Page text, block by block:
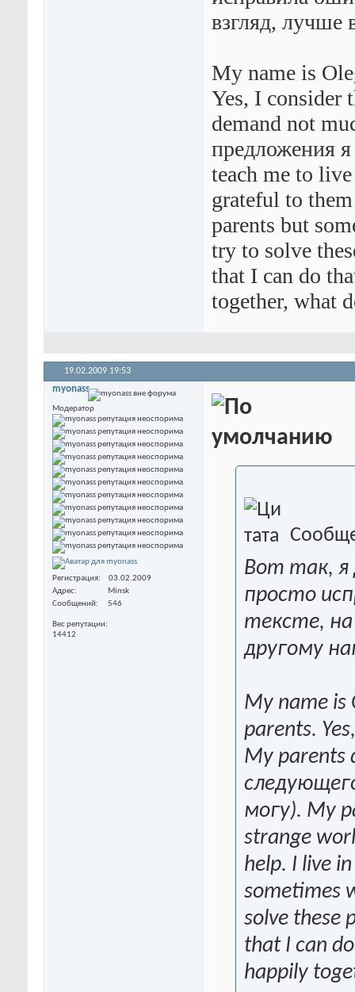
взгляд, лучше
My name is
Yes, I consider
demand not
предложения
teach me to
grateful to
parents but
try to solve
that I can do
together, what
19.02.2009 19:53
myonass
Модератор
Регистрация
03.02.2009
Адрес
Minsk
Сообщений
546
Вес репутации
14412
Вот так, я
просто
тексте, на
другому
My name is
parents.
My parents
могу). My
strange
help. I live
sometimes
solve these
that I can
happily